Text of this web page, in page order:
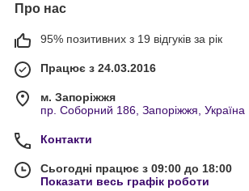
Про нас
95% позитивних з 19 відгуків за рік
Працює з 24.03.2016
м. Запоріжжя
пр. Соборний 186, Запоріжжя, Україна
Контакти
Сьогодні працює з 09:00 до 18:00
Показати весь графік роботи